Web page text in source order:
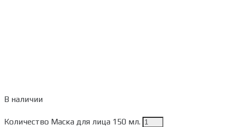
В наличии
Количество Маска для лица 150 мл.